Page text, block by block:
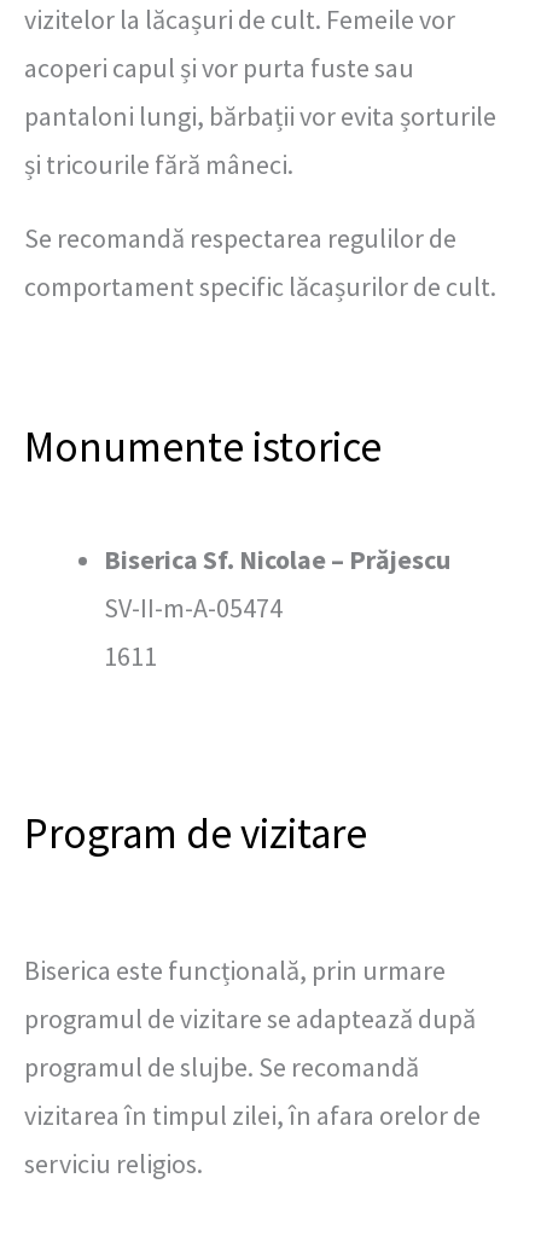
vizitelor la lăcașuri de cult. Femeile vor
acoperi capul și vor purta fuste sau
pantaloni lungi, bărbații vor evita șorturile
și tricourile fără mâneci.
Se recomandă respectarea regulilor de
comportament specific lăcașurilor de cult.
Monumente istorice
Biserica Sf. Nicolae – Prăjescu
SV-II-m-A-05474
1611
Program de vizitare
Biserica este funcțională, prin urmare
programul de vizitare se adaptează după
programul de slujbe. Se recomandă
vizitarea în timpul zilei, în afara orelor de
serviciu religios.